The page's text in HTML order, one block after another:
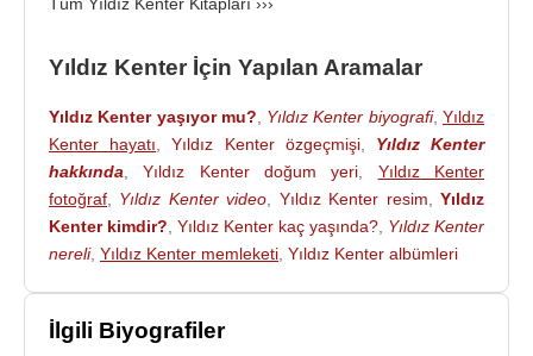
Eğitim Metotları ” ve “ Oyunculuk Metotları ” üzerine
izleri bulunan çocukluk günlerini;
Annem daima sokakta bulduğu
kedi köpekleri, hatta insanları eve
satan dede diye bir adam, İskoçyalı
Yıldız Kenter İçin Yapılan Aramalar
Yıldız Kenter yaşıyor mu? Yıldız Kenter biyografi,Yıldız
Kenter hayatı ,Yıldız Kenter özgeçmişi, Yıldız Kenter
hakkında ,Yıldız Kenter doğum yeri
Yıldız Kenter
fotoğraf
Yıldız Kenter video Yıldız Kenter resim ,Yıldız
Kenter kimdir? Yıldız Kenter kaç yaşında? Yıldız Kenter
nereli, Yıldız Kenter memleketi Yıldız Kenter albümleri
İlgili Biyografiler